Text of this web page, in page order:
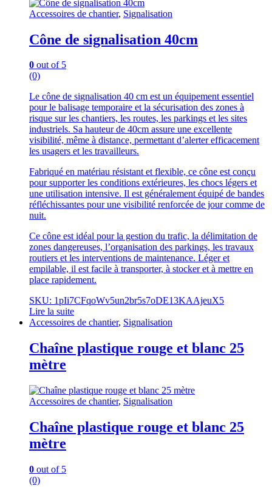
Accessoires de chantier, Signalisation
Cône de signalisation 40cm
0 out of 5
(0)
Le cône de signalisation 40 cm est un équipement essentiel
pour le balisage temporaire et la sécurisation des zones à
risque sur les chantiers, les routes, les parkings et les sites
industriels. Sa hauteur de 40cm assure une excellente
visibilité, même à distance, permettant d’alerter efficacement
les usagers et les travailleurs.
Fabriqué en matériau résistant et flexible, ce cône est conçu
pour supporter les conditions extérieures, les chocs légers et
une utilisation intensive. Il est généralement équipé de bandes
réfléchissantes pour une visibilité renforcée de jour comme de
nuit.
Ce cône est idéal pour la gestion du trafic, la délimitation de
zones dangereuses, l’organisation des parkings, les travaux
routiers et les interventions de maintenance. Léger et
empilable, il est facile à transporter, à stocker et à mettre en
place rapidement.
SKU: 1pIi7CFqoWv5un2br5s7oDE13KAAjeuX5
Lire la suite
Accessoires de chantier, Signalisation
Chaîne plastique rouge et blanc 25
mètre
Accessoires de chantier, Signalisation
Chaîne plastique rouge et blanc 25
mètre
0 out of 5
(0)